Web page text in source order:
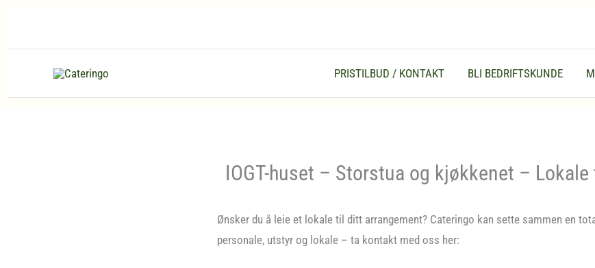
PRISTILBUD / KONTAKT BLI BEDRIFTSKUNDE
IOGT-huset – Storstua og kjøkkenet –
Ønsker du å leie et lokale til ditt arrangement? Cateringo kan sette sammen en
personale, utstyr og lokale – ta kontakt med oss her: